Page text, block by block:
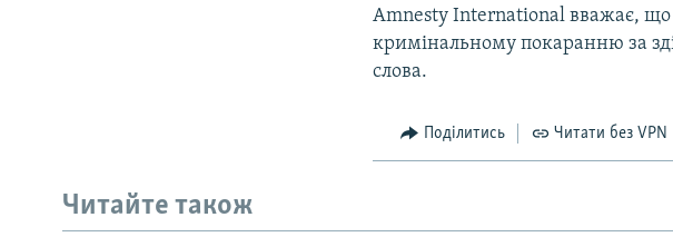
Amnesty International вважає, що
кримінальному покаранню за
слова.
Поділитись Читати без VPN
Читайте також